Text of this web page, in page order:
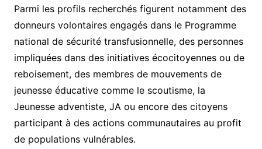
Parmi les profils recherchés figurent notamment des
donneurs volontaires engagés dans le Programme
national de sécurité transfusionnelle, des personnes
impliquées dans des initiatives écocitoyennes ou de
reboisement, des membres de mouvements de
jeunesse éducative comme le scoutisme, la
Jeunesse adventiste, JA ou encore des citoyens
participant à des actions communautaires au profit
de populations vulnérables.